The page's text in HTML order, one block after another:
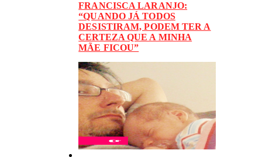
FRANCISCA LARANJO:
“QUANDO JÁ TODOS
DESISTIRAM, PODEM TER A
CERTEZA QUE A MINHA
MÃE FICOU”